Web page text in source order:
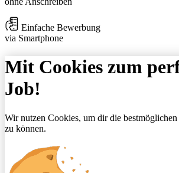
Einfache Bewerbung
via Smartphone
Mit Cookies zum
Job!
Wir nutzen Cookies, um dir die bestmöglichen
zu können.